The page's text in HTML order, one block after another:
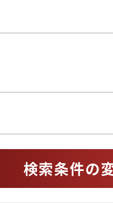
、リーガルテック
主総会の事務局運
内部通報制度の整
アンス違反発生時
ISMSを含む、全社情
保護体制の監督◆事
検索条件の